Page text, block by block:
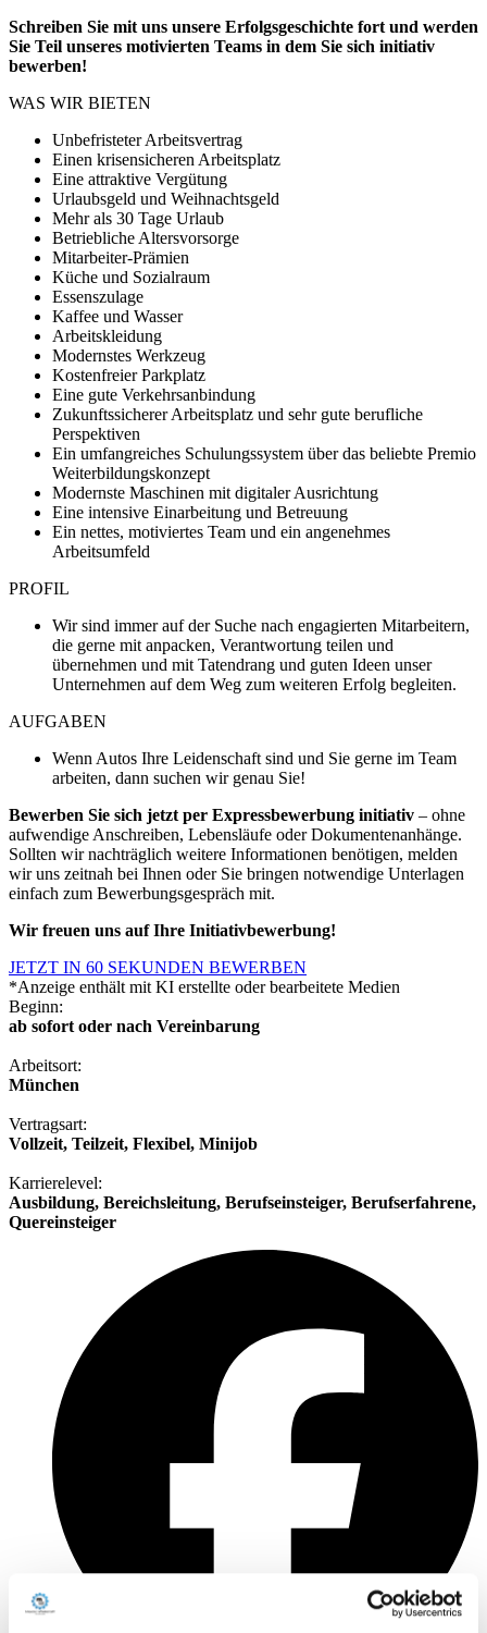
Schreiben Sie mit uns unsere Erfolgsgeschichte fort und werden
Sie Teil unseres motivierten Teams in dem Sie sich initiativ
bewerben!
WAS WIR BIETEN
Unbefristeter Arbeitsvertrag
Einen krisensicheren Arbeitsplatz
Eine attraktive Vergütung
Urlaubsgeld und Weihnachtsgeld
Mehr als 30 Tage Urlaub
Betriebliche Altersvorsorge
Mitarbeiter-Prämien
Küche und Sozialraum
Essenszulage
Kaffee und Wasser
Arbeitskleidung
Modernstes Werkzeug
Kostenfreier Parkplatz
Eine gute Verkehrsanbindung
Zukunftssicherer Arbeitsplatz und sehr gute berufliche
Perspektiven
Ein umfangreiches Schulungssystem über das beliebte Premio
Weiterbildungskonzept
Modernste Maschinen mit digitaler Ausrichtung
Eine intensive Einarbeitung und Betreuung
Ein nettes, motiviertes Team und ein angenehmes
Arbeitsumfeld
PROFIL
Wir sind immer auf der Suche nach engagierten Mitarbeitern,
die gerne mit anpacken, Verantwortung teilen und
übernehmen und mit Tatendrang und guten Ideen unser
Unternehmen auf dem Weg zum weiteren Erfolg begleiten.
AUFGABEN
Wenn Autos Ihre Leidenschaft sind und Sie gerne im Team
arbeiten, dann suchen wir genau Sie!
Bewerben Sie sich jetzt per Expressbewerbung initiativ – ohne
aufwendige Anschreiben, Lebensläufe oder Dokumentenanhänge.
Sollten wir nachträglich weitere Informationen benötigen, melden
wir uns zeitnah bei Ihnen oder Sie bringen notwendige Unterlagen
einfach zum Bewerbungsgespräch mit.
Wir freuen uns auf Ihre Initiativbewerbung!
JETZT IN 60 SEKUNDEN BEWERBEN
*Anzeige enthält mit KI erstellte oder bearbeitete Medien
Beginn:
ab sofort oder nach Vereinbarung
Arbeitsort:
München
Vertragsart:
Vollzeit, Teilzeit, Flexibel, Minijob
Karrierelevel:
Ausbildung, Bereichsleitung, Berufseinsteiger, Berufserfahrene,
Quereinsteiger